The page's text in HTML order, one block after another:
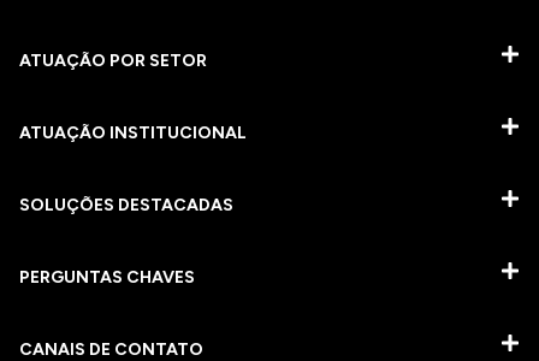
ATUAÇÃO POR SETOR
ATUAÇÃO INSTITUCIONAL
SOLUÇÕES DESTACADAS
PERGUNTAS CHAVES​
CANAIS DE CONTATO